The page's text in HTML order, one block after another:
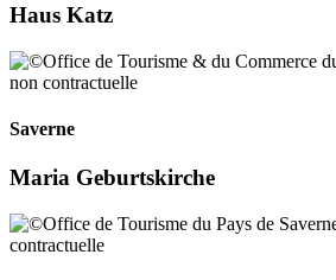
Haus Katz
Saverne
Maria Geburtskirche